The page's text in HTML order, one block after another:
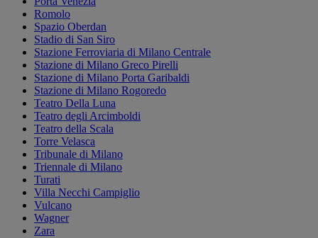
Romolo
Spazio Oberdan
Stadio di San Siro
Stazione Ferroviaria di Milano Centrale
Stazione di Milano Greco Pirelli
Stazione di Milano Porta Garibaldi
Stazione di Milano Rogoredo
Teatro Della Luna
Teatro degli Arcimboldi
Teatro della Scala
Torre Velasca
Tribunale di Milano
Triennale di Milano
Turati
Villa Necchi Campiglio
Vulcano
Wagner
Zara